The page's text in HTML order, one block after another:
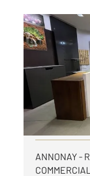
ANNONAY
84,10 m , 2
Ref : 4378
par mois
Visiter le site
ANNONAY -